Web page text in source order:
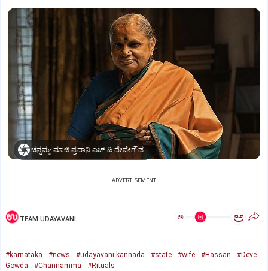
ಚನ್ನಮ್ಮ- ಮಾಜಿ ಪ್ರಧಾನಿ ಎಚ್‌.ಡಿ.ದೇವೇಗೌಡ ಅವರ ಪತ್ನಿ
ADVERTISEMENT
TEAM UDAYAVANI ಅ ಅ
#karnataka #news #udayavani kannada #state #wife #Hassan
#Deve
Gowda
#Channamma #Rituals